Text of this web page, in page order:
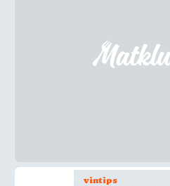
vintips